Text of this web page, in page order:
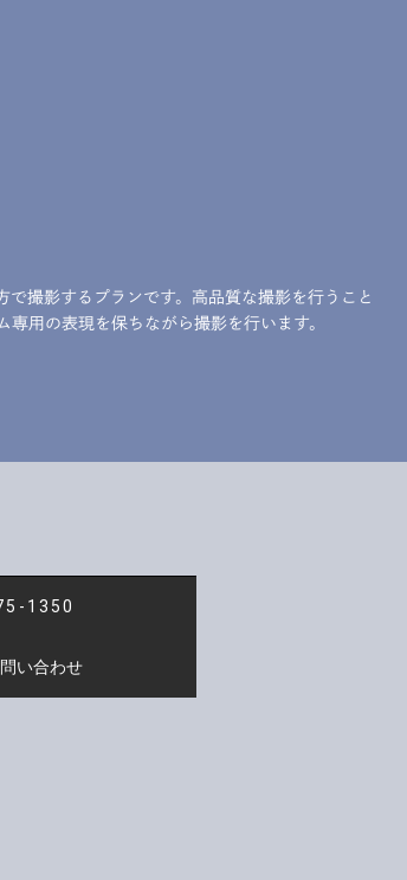
撮影するプランです。高品質な撮影を行うこと
用の表現を保ちながら撮影を行います。
1350
い合わせ